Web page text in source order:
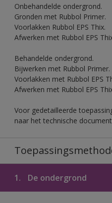
Onbehandelde ondergrond.
Gronden met Rubbol Primer.
Voorlakken Rubbol EPS Thix.
Afwerken met Rubbol EPS
Behandelde ondergrond.
Bijwerken met Rubbol Primer.
Voorlakken met Rubbol EPS
Afwerken met Rubbol EPS
Voor gedetailleerde
naar het technische
1. De ondergrond